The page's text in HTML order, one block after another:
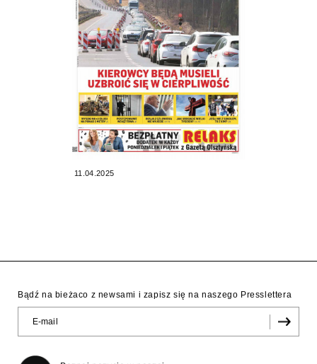
11.04.2025
Bądź na bieżaco z newsami i zapisz się na naszego Presslettera